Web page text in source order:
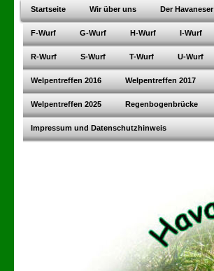
Startseite Wir über uns Der Havaneser
F-Wurf G-Wurf H-Wurf I-Wurf
R-Wurf S-Wurf T-Wurf U-Wurf
Welpentreffen 2016 Welpentreffen 2017
Welpentreffen 2025 Regenbogenbrücke
Impressum und Datenschutzhinweis